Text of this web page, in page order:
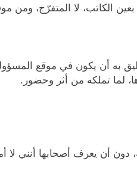
الكاتب، لا المتفرّج، ومن
به أن يكون في موقع
لما تملكه من أثر وحضور.
دون أن يعرف أصحابها أنني